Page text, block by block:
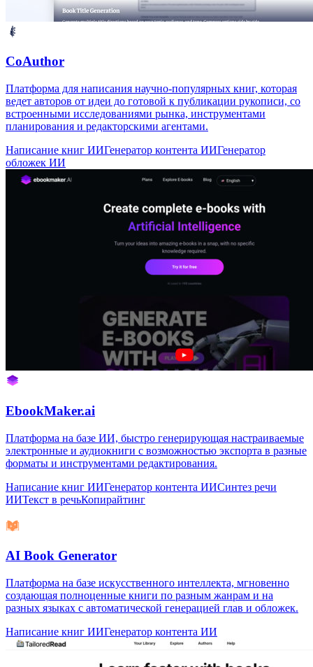
CoAuthor
Платформа для написания научно-популярных книг, которая
ведет авторов от идеи до готовой к публикации рукописи, со
встроенными исследованиями рынка, инструментами
планирования и редакторскими агентами.
Написание книг ИИГенератор контента ИИГенератор
обложек ИИ
EbookMaker.ai
Платформа на базе ИИ, быстро генерирующая настраиваемые
электронные и аудиокниги с возможностью экспорта в разные
форматы и инструментами редактирования.
Написание книг ИИГенератор контента ИИСинтез речи
ИИТекст в речьКопирайтинг